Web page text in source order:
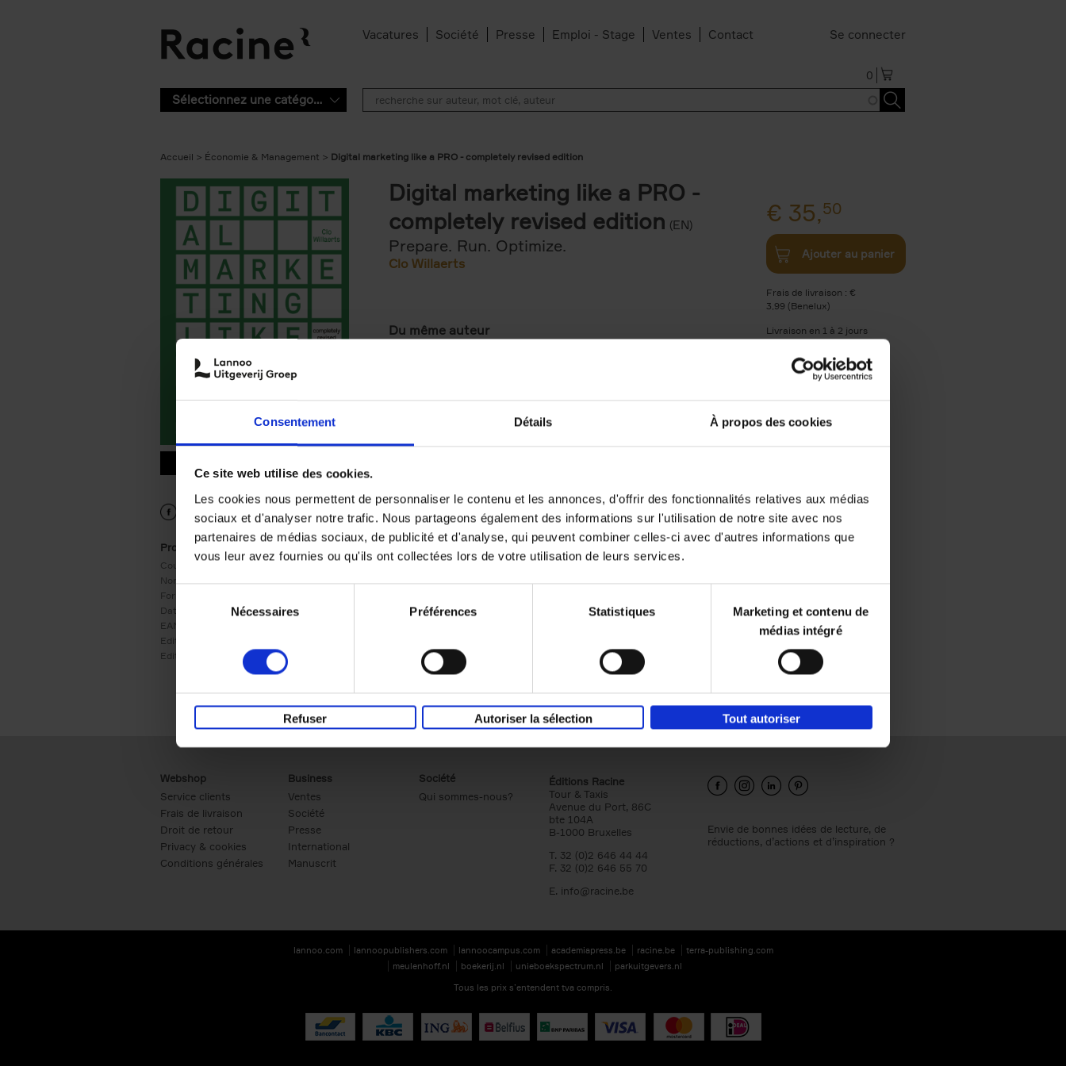
Consentement Détails À propos des cookies
Ce site web utilise des cookies.
Les cookies nous permettent de personnaliser le contenu et les annonces, d'offrir des fonctionnalités relatives aux médias
sociaux et d'analyser notre trafic. Nous partageons également des informations sur l'utilisation de notre site avec nos
partenaires de médias sociaux, de publicité et d'analyse, qui peuvent combiner celles-ci avec d'autres informations que
vous leur avez fournies ou qu'ils ont collectées lors de votre utilisation de leurs services.
du
Nécessaires Préférences Statistiques
Marketing et contenu de
médias intégré
Refuser Autoriser la sélection Tout autoriser
Vacatures Société Presse Emploi - Stage Ventes Contact Se connecter
0
Sélectionnez une catégorie
Accueil Économie & Management Digital marketing like a PRO - completely revised edition
9789401490757.PDF
Product details
Couverture:
Nombre de pages:
Format:
Date de parution: 24/10/2022
EAN:
Editeur:
Edition:
Digital marketing like a PRO -
completely revised edition (EN)
Prepare. Run. Optimize.
Clo Willaerts
Du même auteur
Personal
Branding like a
PRO
Clo Willaerts
Content
Marketing like a
PRO
Clo Willaerts
€ 35,50
Ajouter au panier
Frais de livraison : €
3,99 (Benelux)
Livraison en 1 à 2 jours
Disponibilité :
E-book
Webshop
Service clients
Frais de livraison
Droit de retour
Privacy & cookies
Conditions générales
Business
Ventes
Société
Presse
International
Manuscrit
Société
Qui sommes-nous?
Éditions Racine
Tour & Taxis
Avenue du Port, 86C
bte 104A
B-1000 Bruxelles
T. 32 (0)2 646 44 44
F. 32 (0)2 646 55 70
E. info@racine.be
Envie de bonnes idées de lecture, de
réductions, d’actions et d’inspiration ?
lannoo.com lannoopublishers.com lannoocampus.com academiapress.be racine.be
terra-publishing.com
meulenhoff.nl
boekerij.nl unieboekspectrum.nl
parkuitgevers.nl
Tous les prix s’entendent tva compris.